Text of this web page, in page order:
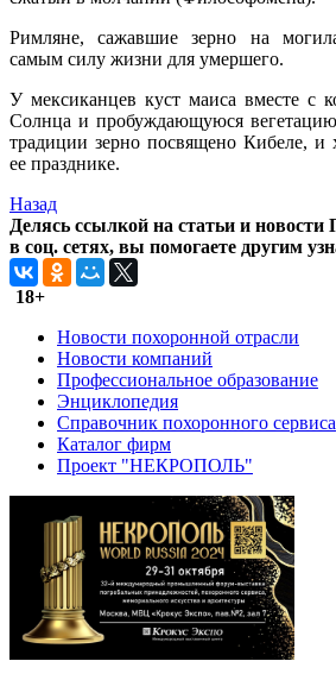
Римляне, сажавшие зерно на
самым силу жизни для умершего.
У мексиканцев куст маиса вместе с
Солнца и пробуждающуюся
традиции зерно посвящено Кибеле, и
ее празднике.
Назад
Делясь ссылкой на статьи и новости
в соц. сетях, вы помогаете другим
18+
Новости похоронной отрасли
Новости компаний
Профессиональное образование
Энциклопедия
Справочник похоронного сервиса
Каталог фирм
Проект "НЕКРОПОЛЬ"